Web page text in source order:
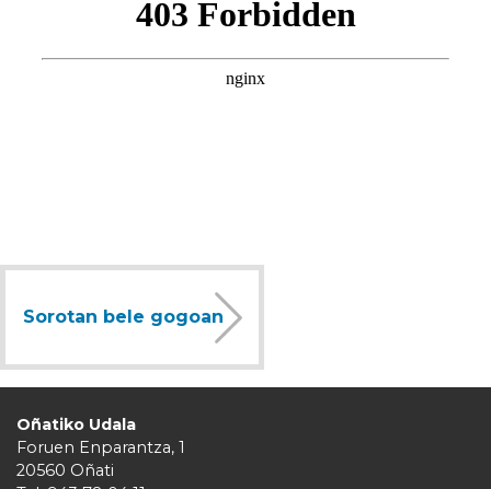
Sorotan bele gogoan
Oñatiko Udala
Foruen Enparantza, 1
20560 Oñati